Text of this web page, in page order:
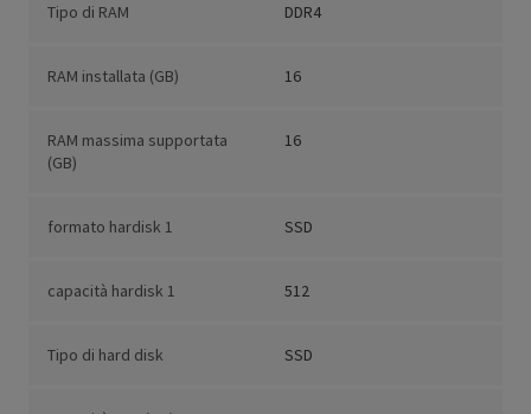
Tipo di RAM DDR4
RAM installata (GB) 16
RAM massima supportata
(GB)
16
formato hardisk 1 SSD
capacità hardisk 1 512
Tipo di hard disk SSD